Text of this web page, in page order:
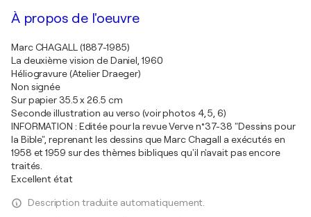
À propos de l'oeuvre
Marc CHAGALL (1887-1985)
La deuxième vision de Daniel, 1960
Héliogravure (Atelier Draeger)
Non signée
Sur papier 35.5 x 26.5 cm
Seconde illustration au verso (voir photos 4, 5, 6)
INFORMATION : Editée pour la revue Verve n°37-38 "Dessins pour
la Bible", reprenant les dessins que Marc Chagall a exécutés en
1958 et 1959 sur des thèmes bibliques qu'il n'avait pas encore
traités.
Excellent état
Description traduite automatiquement.